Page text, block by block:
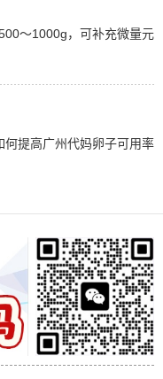
〜1000g，可补充微量元
何提高广州代妈卵子可用率